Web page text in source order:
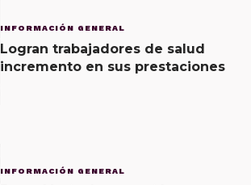
INFORMACIÓN GENERAL
Logran trabajadores de salud
incremento en sus prestaciones
INFORMACIÓN GENERAL